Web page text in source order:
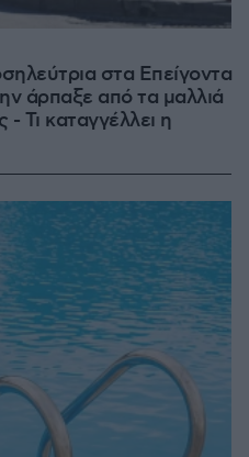
στα Επείγοντα
άρπαξε από τα μαλλιά
Τι καταγγέλλει η